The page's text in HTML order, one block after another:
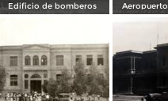
Edificio de bomberos